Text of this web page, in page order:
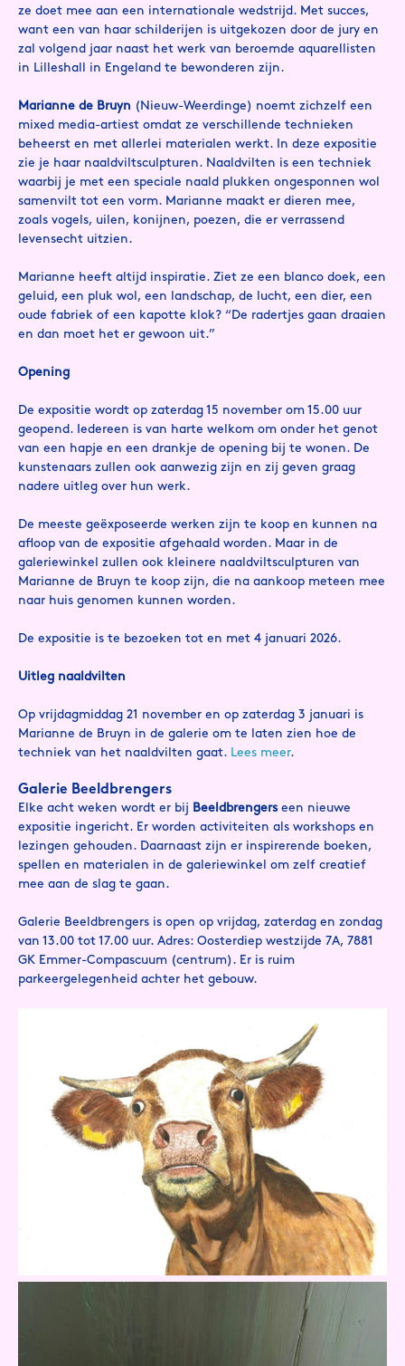
ze doet mee aan een internationale wedstrijd. Met succes,
want een van haar schilderijen is uitgekozen door de jury en
zal volgend jaar naast het werk van beroemde aquarellisten
in Lilleshall in Engeland te bewonderen zijn.
Marianne de Bruyn (Nieuw-Weerdinge) noemt zichzelf een
mixed media-artiest omdat ze verschillende technieken
beheerst en met allerlei materialen werkt. In deze expositie
zie je haar naaldviltsculpturen. Naaldvilten is een techniek
waarbij je met een speciale naald plukken ongesponnen wol
samenvilt tot een vorm. Marianne maakt er dieren mee,
zoals vogels, uilen, konijnen, poezen, die er verrassend
levensecht uitzien.
Marianne heeft altijd inspiratie. Ziet ze een blanco doek, een
geluid, een pluk wol, een landschap, de lucht, een dier, een
oude fabriek of een kapotte klok? “De radertjes gaan draaien
en dan moet het er gewoon uit.”
Opening
De expositie wordt op zaterdag 15 november om 15.00 uur
geopend. Iedereen is van harte welkom om onder het genot
van een hapje en een drankje de opening bij te wonen. De
kunstenaars zullen ook aanwezig zijn en zij geven graag
nadere uitleg over hun werk.
De meeste geëxposeerde werken zijn te koop en kunnen na
afloop van de expositie afgehaald worden. Maar in de
galeriewinkel zullen ook kleinere naaldviltsculpturen van
Marianne de Bruyn te koop zijn, die na aankoop meteen mee
naar huis genomen kunnen worden.
De expositie is te bezoeken tot en met 4 januari 2026.
Uitleg naaldvilten
Op vrijdagmiddag 21 november en op zaterdag 3 januari is
Marianne de Bruyn in de galerie om te laten zien hoe de
techniek van het naaldvilten gaat. Lees meer.
Galerie Beeldbrengers
Elke acht weken wordt er bij Beeldbrengerseen nieuwe
expositie ingericht. Er worden activiteiten als workshops en
lezingen gehouden. Daarnaast zijn er inspirerende boeken,
spellen en materialen in de galeriewinkel om zelf creatief
mee aan de slag te gaan.
Galerie Beeldbrengers is open op vrijdag, zaterdag en zondag
van 13.00 tot 17.00 uur. Adres: Oosterdiep westzijde 7A, 7881
GK Emmer-Compascuum (centrum). Er is ruim
parkeergelegenheid achter het gebouw.